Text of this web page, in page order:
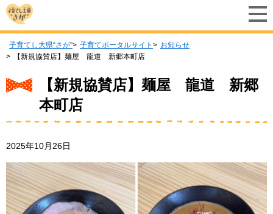
子育てし大県“さが” 子育てポータルサイト
お知らせ
【新規協賛店】麺屋 龍道 新郷本町店
【新規協賛店】麺屋 龍道 新郷
本町店
2025年10月26日